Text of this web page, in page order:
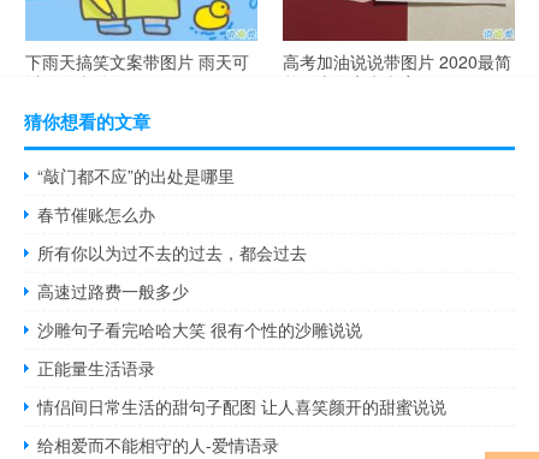
下雨天搞笑文案带图片 雨天可
以发的幽默句子
高考加油说说带图片 2020最简
单励志的高考文案
猜你想看的文章
“敲门都不应”的出处是哪里
春节催账怎么办
所有你以为过不去的过去，都会过去
高速过路费一般多少
沙雕句子看完哈哈大笑 很有个性的沙雕说说
正能量生活语录
情侣间日常生活的甜句子配图 让人喜笑颜开的甜蜜说说
给相爱而不能相守的人-爱情语录